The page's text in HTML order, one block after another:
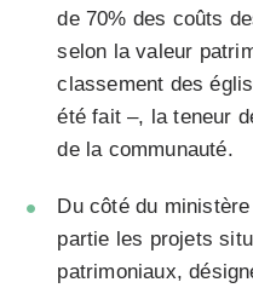
de 70% des coûts
selon la valeur
classement des
été fait –, la teneur
de la communauté.
Du côté du
partie les projets
patrimoniaux,